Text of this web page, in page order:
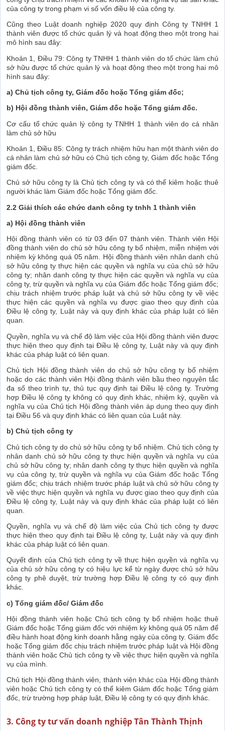
của công ty trong phạm vi số vốn điều lệ của công ty.
Cũng theo Luật doanh nghiệp 2020 quy định Công ty TNHH 1
thành viên được tổ chức quản lý và hoạt động theo một trong hai
mô hình sau đây:
Khoản 1, Điều 79: Công ty TNHH 1 thành viên do tổ chức làm chủ
sở hữu được tổ chức quản lý và hoạt động theo một trong hai mô
hình sau đây:
a) Chủ tịch công ty, Giám đốc hoặc Tổng giám đốc;
b) Hội đồng thành viên, Giám đốc hoặc Tổng giám đốc.
Cơ cấu tổ chức quản lý công ty TNHH 1 thành viên do cá nhân
làm chủ sở hữu
Khoản 1, Điều 85: Công ty trách nhiệm hữu hạn một thành viên do
cá nhân làm chủ sở hữu có Chủ tịch công ty, Giám đốc hoặc Tổng
giám đốc.
Chủ sở hữu công ty là Chủ tịch công ty và có thể kiêm hoặc thuê
người khác làm Giám đốc hoặc Tổng giám đốc.
2.2 Giải thích các chức danh công ty tnhh 1 thành viên
a) Hội đồng thành viên
Hội đồng thành viên có từ 03 đến 07 thành viên. Thành viên Hội
đồng thành viên do chủ sở hữu công ty bổ nhiệm, miễn nhiệm với
nhiệm kỳ không quá 05 năm. Hội đồng thành viên nhân danh chủ
sở hữu công ty thực hiện các quyền và nghĩa vụ của chủ sở hữu
công ty; nhân danh công ty thực hiện các quyền và nghĩa vụ của
công ty, trừ quyền và nghĩa vụ của Giám đốc hoặc Tổng giám đốc;
chịu trách nhiệm trước pháp luật và chủ sở hữu công ty về việc
thực hiện các quyền và nghĩa vụ được giao theo quy định của
Điều lệ công ty, Luật này và quy định khác của pháp luật có liên
quan.
Quyền, nghĩa vụ và chế độ làm việc của Hội đồng thành viên được
thực hiện theo quy định tại Điều lệ công ty, Luật này và quy định
khác của pháp luật có liên quan.
Chủ tịch Hội đồng thành viên do chủ sở hữu công ty bổ nhiệm
hoặc do các thành viên Hội đồng thành viên bầu theo nguyên tắc
đa số theo trình tự, thủ tục quy định tại Điều lệ công ty. Trường
hợp Điều lệ công ty không có quy định khác, nhiệm kỳ, quyền và
nghĩa vụ của Chủ tịch Hội đồng thành viên áp dụng theo quy định
tại Điều 56 và quy định khác có liên quan của Luật này.
b) Chủ tịch công ty
Chủ tịch công ty do chủ sở hữu công ty bổ nhiệm. Chủ tịch công ty
nhân danh chủ sở hữu công ty thực hiện quyền và nghĩa vụ của
chủ sở hữu công ty; nhân danh công ty thực hiện quyền và nghĩa
vụ của công ty, trừ quyền và nghĩa vụ của Giám đốc hoặc Tổng
giám đốc; chịu trách nhiệm trước pháp luật và chủ sở hữu công ty
về việc thực hiện quyền và nghĩa vụ được giao theo quy định của
Điều lệ công ty, Luật này và quy định khác của pháp luật có liên
quan.
Quyền, nghĩa vụ và chế độ làm việc của Chủ tịch công ty được
thực hiện theo quy định tại Điều lệ công ty, Luật này và quy định
khác của pháp luật có liên quan.
Quyết định của Chủ tịch công ty về thực hiện quyền và nghĩa vụ
của chủ sở hữu công ty có hiệu lực kể từ ngày được chủ sở hữu
công ty phê duyệt, trừ trường hợp Điều lệ công ty có quy định
khác.
c) Tổng giám đốc/ Giám đốc
Hội đồng thành viên hoặc Chủ tịch công ty bổ nhiệm hoặc thuê
Giám đốc hoặc Tổng giám đốc với nhiệm kỳ không quá 05 năm để
điều hành hoạt động kinh doanh hằng ngày của công ty. Giám đốc
hoặc Tổng giám đốc chịu trách nhiệm trước pháp luật và Hội đồng
thành viên hoặc Chủ tịch công ty về việc thực hiện quyền và nghĩa
vụ của mình.
Chủ tịch Hội đồng thành viên, thành viên khác của Hội đồng thành
viên hoặc Chủ tịch công ty có thể kiêm Giám đốc hoặc Tổng giám
đốc, trừ trường hợp pháp luật, Điều lệ công ty có quy định khác.
3. Công ty tư vấn doanh nghiệp Tân Thành Thịnh